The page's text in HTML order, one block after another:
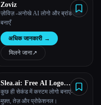
Zoviz
ज़ोविज़ -अनोखे AI लोगो और ब्रांड किट
बनाएँ
अधिक जानकारी →
मिलने जाना↗︎
Slea.ai: Free AI Logo
Generator
कुछ ही सेकंड में कस्टम लोगो बनाएं—
मुफ़्त, तेज़ और प्रोफ़ेशनल।